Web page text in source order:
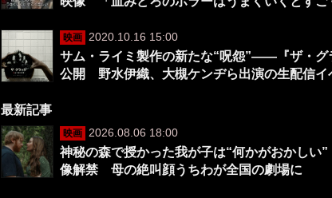
映画 2020.10.16 15:00
サム・ライミ製作の新たな“呪怨”――『ザ・グ
公開 野水伊織、大槻ケンヂら出演の生配信イ
最新記事
映画 2026.08.06 18:00
神秘の森で授かった我が子は“何かがおかしい
像解禁 母の絶叫顔うちわが全国の劇場に